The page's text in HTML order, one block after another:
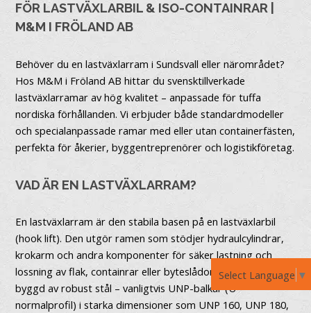
Select Language ▼
FÖR LASTVÄXLARBIL & ISO-CONTAINRAR |
M&M I FRÖLAND AB
Behöver du en lastväxlarram i Sundsvall eller närområdet?
Hos M&M i Fröland AB hittar du svensktillverkade
lastväxlarramar av hög kvalitet – anpassade för tuffa
nordiska förhållanden. Vi erbjuder både standardmodeller
och specialanpassade ramar med eller utan containerfästen,
perfekta för åkerier, byggentreprenörer och logistikföretag.
VAD ÄR EN LASTVÄXLARRAM?
En lastväxlarram är den stabila basen på en lastväxlarbil
(hook lift). Den utgör ramen som stödjer hydraulcylindrar,
krokarm och andra komponenter för säker lastning och
lossning av flak, containrar eller byteslådor. Därför är ramen
byggd av robust stål – vanligtvis UNP-balkar (U-
normalprofil) i starka dimensioner som UNP 160, UNP 180,